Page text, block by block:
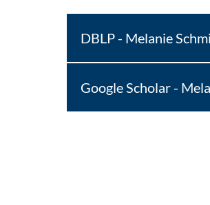
DBLP - Melanie
Google Scholar -